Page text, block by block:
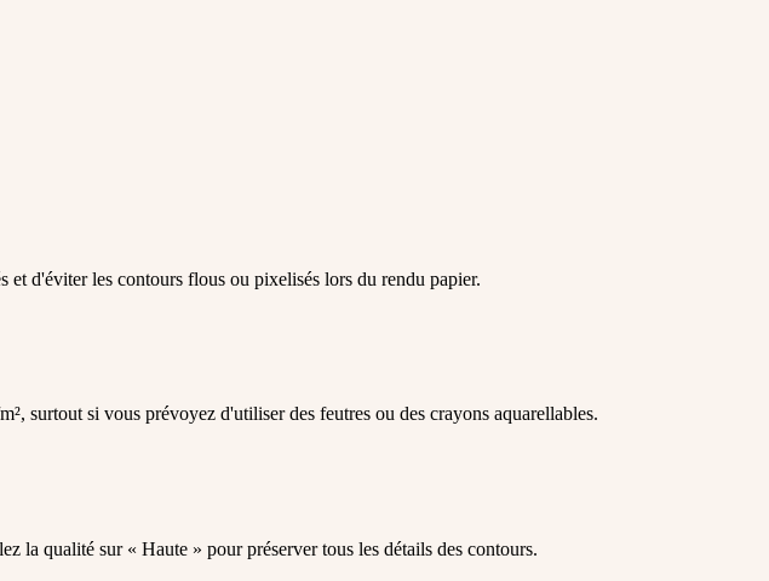
d'éviter les contours flous ou pixelisés lors du rendu papier.
surtout si vous prévoyez d'utiliser des feutres ou des crayons aquarellables.
la qualité sur « Haute » pour préserver tous les détails des contours.